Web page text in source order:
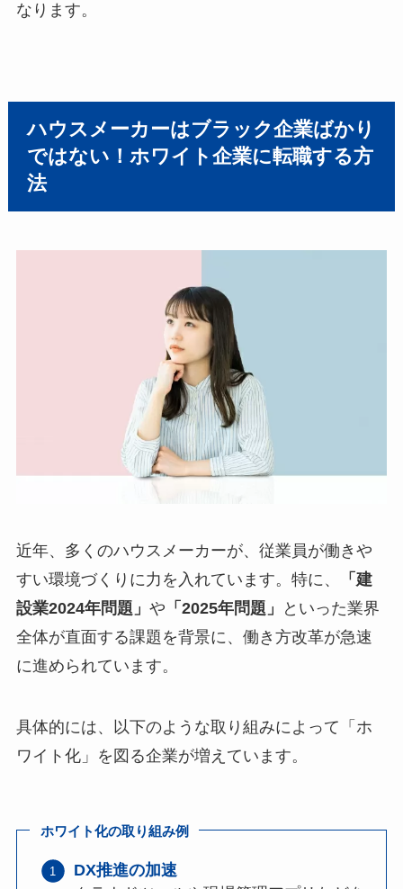
なります。
ハウスメーカーはブラック企業ばかり
ではない！ホワイト企業に転職する方
法
近年、多くのハウスメーカーが、従業員が働きや
すい環境づくりに力を入れています。特に、
「建
設業2024年問題」 や 「2025年問題」
といった業界
全体が直面する課題を背景に、働き方改革が急速
に進められています。
具体的には、以下のような取り組みによって「ホ
ワイト化」を図る企業が増えています。
ホワイト化の取り組み例
DX推進の加速